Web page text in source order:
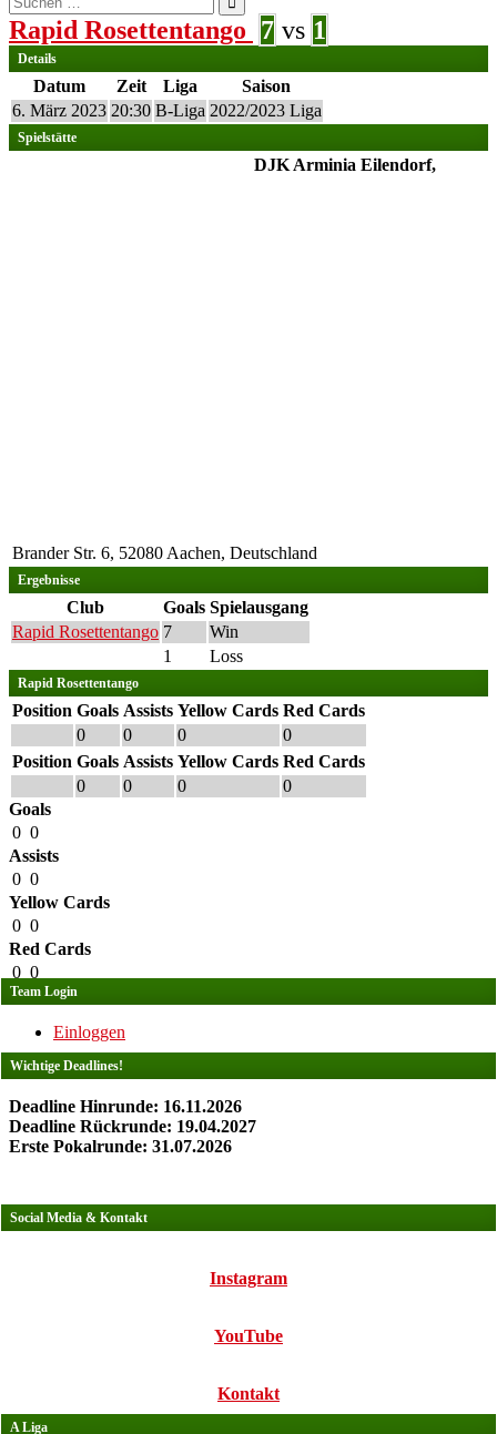
nach:
Rapid Rosettentango 7 vs 1
Details
Datum Zeit Liga
Saison
6. März 2023 20:30 B-Liga 2022/2023 Liga
Spielstätte
DJK Arminia Eilendorf,
Brander Str. 6, 52080 Aachen, Deutschland
Ergebnisse
Club Goals Spielausgang
Rapid Rosettentango 7
Win
1
Loss
Rapid Rosettentango
Position Goals Assists Yellow Cards Red Cards
0
0 0
0
Position Goals Assists Yellow Cards Red Cards
0
0 0
0
Goals
0 0
Assists
0 0
Yellow Cards
0 0
Red Cards
0 0
Team Login
Einloggen
Wichtige Deadlines!
Deadline Hinrunde: 16.11.2026
Deadline Rückrunde: 19.04.2027
Erste Pokalrunde: 31.07.2026
Social Media & Kontakt
Instagram
YouTube
Kontakt
A Liga